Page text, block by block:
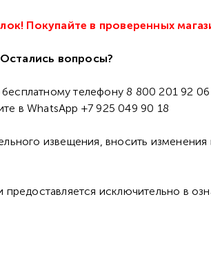
Покупайте в проверенных
Остались вопросы?
телефону 8 800 201 92 06
в WhatsApp +7 925 049 90 18
извещения, вносить
исключительно в